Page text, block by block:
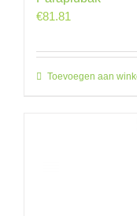
€81.81
Toevoegen aan